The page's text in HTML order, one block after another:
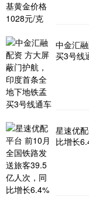
中金汇
买3号线
星速优
比增长